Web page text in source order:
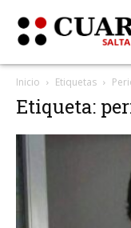
Inicio Etiquetas
Etiqueta: